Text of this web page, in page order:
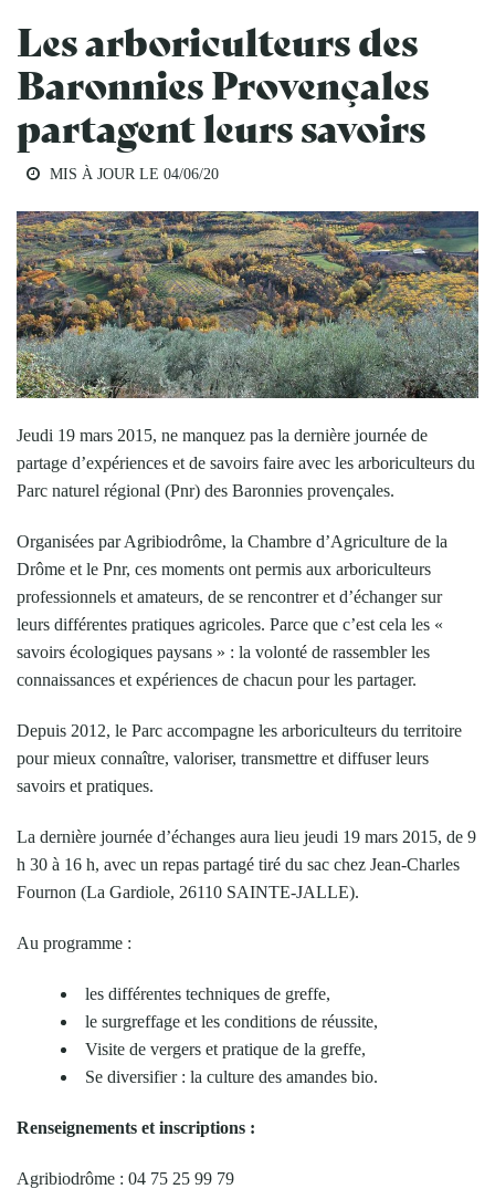
Les arboriculteurs des
Baronnies Provençales
partagent leurs savoirs
MIS À JOUR LE 04/06/20
Jeudi 19 mars 2015, ne manquez pas la dernière journée de
partage d’expériences et de savoirs faire avec les arboriculteurs du
Parc naturel régional (Pnr) des Baronnies provençales.
Organisées par Agribiodrôme, la Chambre d’Agriculture de la
Drôme et le Pnr, ces moments ont permis aux arboriculteurs
professionnels et amateurs, de se rencontrer et d’échanger sur
leurs différentes pratiques agricoles. Parce que c’est cela les «
savoirs écologiques paysans » : la volonté de rassembler les
connaissances et expériences de chacun pour les partager.
Depuis 2012, le Parc accompagne les arboriculteurs du territoire
pour mieux connaître, valoriser, transmettre et diffuser leurs
savoirs et pratiques.
La dernière journée d’échanges aura lieu jeudi 19 mars 2015, de 9
h 30 à 16 h, avec un repas partagé tiré du sac chez Jean-Charles
Fournon (La Gardiole, 26110 SAINTE-JALLE).
Au programme :
les différentes techniques de greffe,
le surgreffage et les conditions de réussite,
Visite de vergers et pratique de la greffe,
Se diversifier : la culture des amandes bio.
Renseignements et inscriptions :
Agribiodrôme : 04 75 25 99 79